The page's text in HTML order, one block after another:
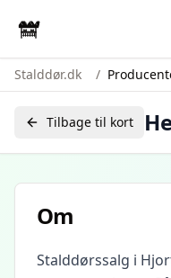
Stalddør.dk /
Tilbage til kort
Om
Stalddørssalg i